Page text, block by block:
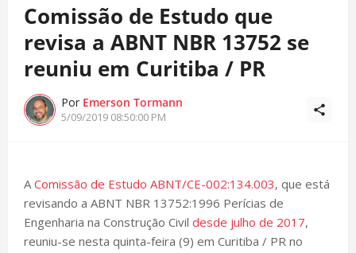
Comissão de Estudo que
revisa a ABNT NBR 13752 se
reuniu em Curitiba / PR
Por Emerson Tormann
5/09/2019 08:50:00 PM
A Comissão de Estudo ABNT/CE-002:134.003, que está
revisando a ABNT NBR 13752:1996 Perícias de
Engenharia na Construção Civil desde julho de 2017,
reuniu-se nesta quinta-feira (9) em Curitiba / PR no